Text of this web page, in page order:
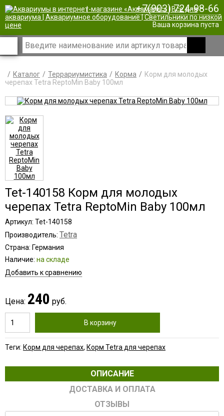
| +7(903) 724-98-66
Ваша корзина пуста
Каталог Террариумистика Корма
Корм для молодых
черепах Tetra ReptoMin Baby 100мл
Tet-140158 Корм для молодых
черепах Tetra ReptoMin Baby 100мл
Артикул: Tet-140158
Производитель: Tetra
Страна: Германия
Наличие: на складе
Добавить к сравнению
Цена: 240 руб.
В корзину
Теги: Корм для черепах, Корм Tetra для черепах
ОПИСАНИЕ
ДОСТАВКА И ОПЛАТА
ОТЗЫВЫ